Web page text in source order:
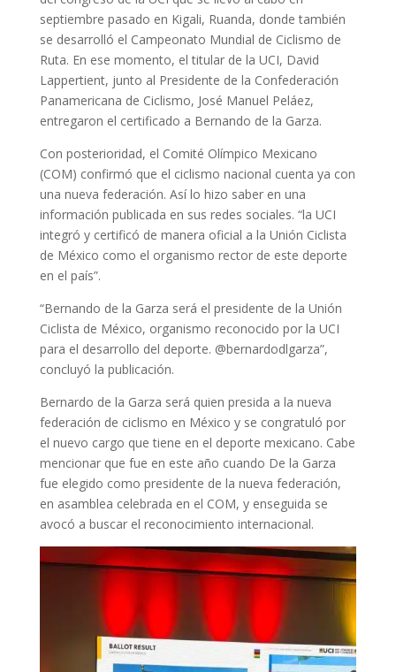
septiembre pasado en Kigali, Ruanda, donde también
se desarrolló el Campeonato Mundial de Ciclismo de
Ruta. En ese momento, el titular de la UCI, David
Lappertient, junto al Presidente de la Confederación
Panamericana de Ciclismo, José Manuel Peláez,
entregaron el certificado a Bernando de la Garza.
Con posterioridad, el Comité Olímpico Mexicano
(COM) confirmó que el ciclismo nacional cuenta ya con
una nueva federación. Así lo hizo saber en una
información publicada en sus redes sociales. “la UCI
integró y certificó de manera oficial a la Unión Ciclista
de México como el organismo rector de este deporte
en el país”.
“Bernando de la Garza será el presidente de la Unión
Ciclista de México, organismo reconocido por la UCI
para el desarrollo del deporte. @bernardodlgarza”,
concluyó la publicación.
Bernardo de la Garza será quien presida a la nueva
federación de ciclismo en México y se congratuló por
el nuevo cargo que tiene en el deporte mexicano. Cabe
mencionar que fue en este año cuando De la Garza
fue elegido como presidente de la nueva federación,
en asamblea celebrada en el COM, y enseguida se
avocó a buscar el reconocimiento internacional.